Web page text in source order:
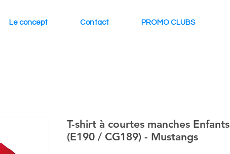
Le concept Contact PROMO CLUBS
T-shirt à courtes manches Enfants
(E190 / CG189) - Mustangs